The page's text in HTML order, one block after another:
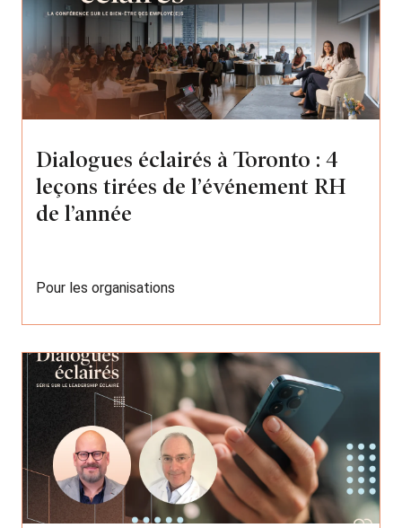
Dialogues éclairés à Toronto : 4
leçons tirées de l’événement RH
de l’année
Pour les organisations